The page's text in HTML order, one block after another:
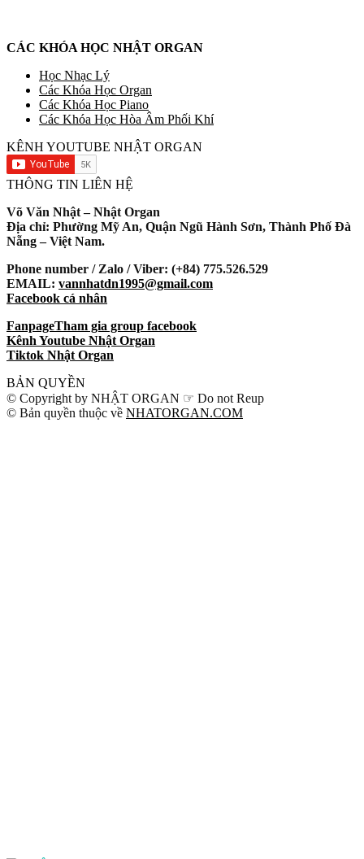
CÁC KHÓA HỌC NHẬT ORGAN
Học Nhạc Lý
Các Khóa Học Organ
Các Khóa Học Piano
Các Khóa Học Hòa Âm Phối Khí
KÊNH YOUTUBE NHẬT ORGAN
THÔNG TIN LIÊN HỆ
Võ Văn Nhật – Nhật Organ
Địa chỉ: Phường Mỹ An, Quận Ngũ Hành Sơn, Thành Phố Đà
Nẵng – Việt Nam.
Phone number / Zalo / Viber: (+84) 775.526.529
EMAIL: vannhatdn1995@gmail.com
Facebook cá nhân
FanpageTham gia group facebook
Kênh Youtube Nhật Organ
Tiktok Nhật Organ
BẢN QUYỀN
© Copyright by NHẬT ORGAN ☞ Do not Reup
© Bản quyền thuộc về NHATORGAN.COM